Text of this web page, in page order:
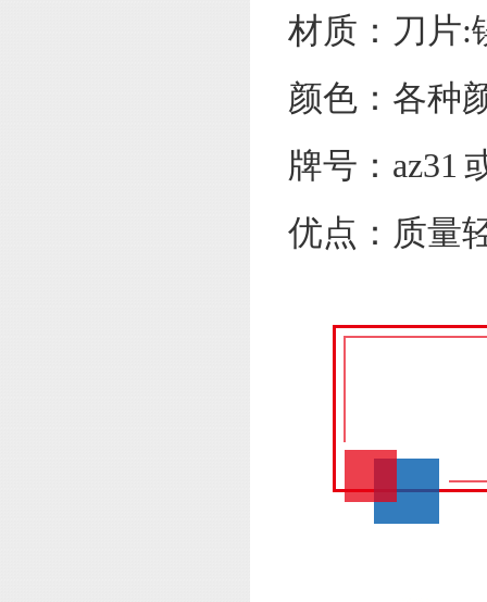
材质：刀片:
颜色：各种
牌号：az31
优点：质量